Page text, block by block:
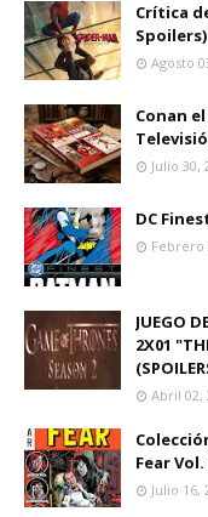
Crítica
Spoilers)
Agosto
Conan
Julio 30,
DC
Febrero
JUEGO
2X01
Abril 02,
Fear Vol.
Julio 16,